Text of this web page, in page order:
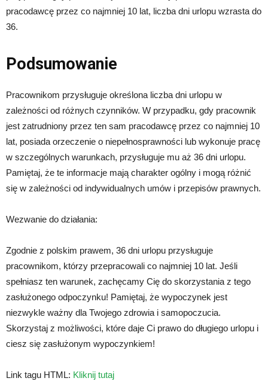
pracodawcę przez co najmniej 10 lat, liczba dni urlopu wzrasta do
36.
Podsumowanie
Pracownikom przysługuje określona liczba dni urlopu w
zależności od różnych czynników. W przypadku, gdy pracownik
jest zatrudniony przez ten sam pracodawcę przez co najmniej 10
lat, posiada orzeczenie o niepełnosprawności lub wykonuje pracę
w szczególnych warunkach, przysługuje mu aż 36 dni urlopu.
Pamiętaj, że te informacje mają charakter ogólny i mogą różnić
się w zależności od indywidualnych umów i przepisów prawnych.
Wezwanie do działania:
Zgodnie z polskim prawem, 36 dni urlopu przysługuje
pracownikom, którzy przepracowali co najmniej 10 lat. Jeśli
spełniasz ten warunek, zachęcamy Cię do skorzystania z tego
zasłużonego odpoczynku! Pamiętaj, że wypoczynek jest
niezwykle ważny dla Twojego zdrowia i samopoczucia.
Skorzystaj z możliwości, które daje Ci prawo do długiego urlopu i
ciesz się zasłużonym wypoczynkiem!
Link tagu HTML: Kliknij tutaj